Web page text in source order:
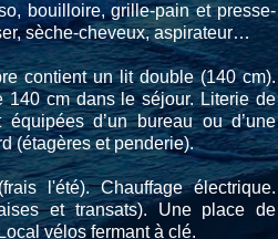
bouilloire, grille-pain et presse-
sèche-cheveux, aspirateur…
contient un lit double (140 cm).
140 cm dans le séjour. Literie de
d’un bureau ou d’une
(étagères et penderie).
l'été). Chauffage électrique.
et transats). Une place de
vélos fermant à clé.